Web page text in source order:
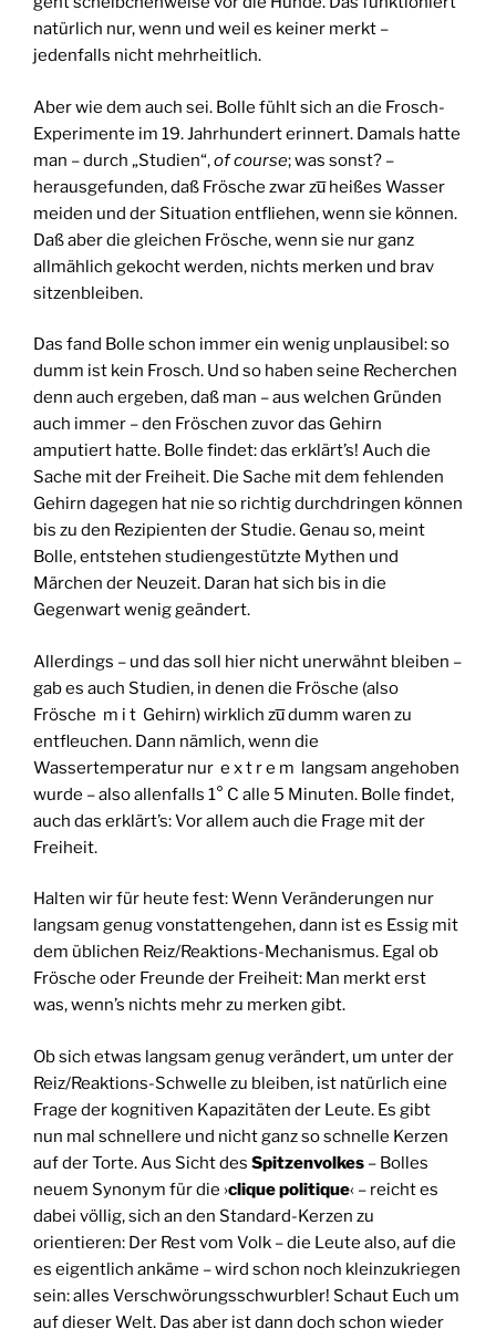
natürlich nur, wenn und weil es keiner merkt –
jedenfalls nicht mehrheitlich.
Aber wie dem auch sei. Bolle fühlt sich an die Frosch-
Experimente im 19. Jahrhundert erinnert. Damals hatte
man – durch „Studien“,of course; was sonst? –
herausgefunden, daß Frösche zwar zu̅ heißes Wasser
meiden und der Situation entfliehen, wenn sie können.
Daß aber die gleichen Frösche, wenn sie nur ganz
allmählich gekocht werden, nichts merken und brav
sitzenbleiben.
Das fand Bolle schon immer ein wenig unplausibel: so
dumm ist kein Frosch. Und so haben seine Recherchen
denn auch ergeben, daß man – aus welchen Gründen
auch immer – den Fröschen zuvor das Gehirn
amputiert hatte. Bolle findet: das erklärt’s! Auch die
Sache mit der Freiheit. Die Sache mit dem fehlenden
Gehirn dagegen hat nie so richtig durchdringen können
bis zu den Rezipienten der Studie. Genau so, meint
Bolle, entstehen studiengestützte Mythen und
Märchen der Neuzeit. Daran hat sich bis in die
Gegenwart wenig geändert.
Allerdings – und das soll hier nicht unerwähnt bleiben –
gab es auch Studien, in denen die Frösche (also
Frösche m i t Gehirn) wirklich zu̅ dumm waren zu
entfleuchen. Dann nämlich, wenn die
Wassertemperatur nur e x t r e m langsam angehoben
wurde – also allenfalls 1° C alle 5 Minuten. Bolle findet,
auch das erklärt’s: Vor allem auch die Frage mit der
Freiheit.
Halten wir für heute fest: Wenn Veränderungen nur
langsam genug vonstattengehen, dann ist es Essig mit
dem üblichen Reiz/Reaktions-Mechanismus. Egal ob
Frösche oder Freunde der Freiheit: Man merkt erst
was, wenn’s nichts mehr zu merken gibt.
Ob sich etwas langsam genug verändert, um unter der
Reiz/Reaktions-Schwelle zu bleiben, ist natürlich eine
Frage der kognitiven Kapazitäten der Leute. Es gibt
nun mal schnellere und nicht ganz so schnelle Kerzen
auf der Torte. Aus Sicht des Spitzenvolkes – Bolles
neuem Synonym für die ›clique politique‹ – reicht es
dabei völlig, sich an den Standard-Kerzen zu
orientieren: Der Rest vom Volk – die Leute also, auf die
es eigentlich ankäme – wird schon noch kleinzukriegen
sein: alles Verschwörungs­schwurbler! Schaut Euch um
auf dieser Welt. Das aber ist dann doch schon wieder